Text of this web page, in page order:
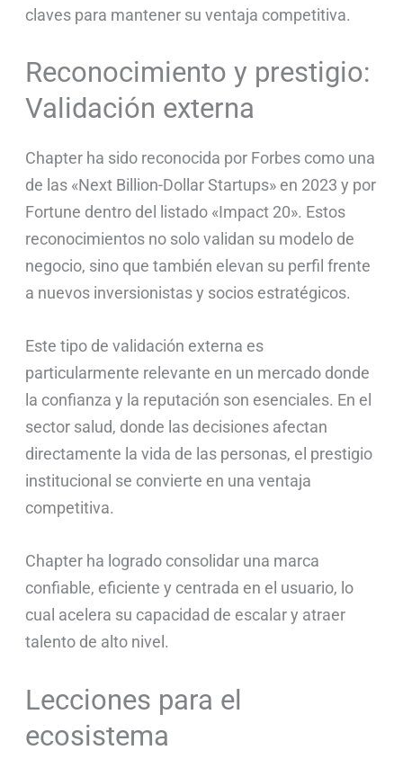
claves para mantener su ventaja competitiva.
Reconocimiento y prestigio:
Validación externa
Chapter ha sido reconocida por Forbes como una
de las «Next Billion-Dollar Startups» en 2023 y por
Fortune dentro del listado «Impact 20». Estos
reconocimientos no solo validan su modelo de
negocio, sino que también elevan su perfil frente
a nuevos inversionistas y socios estratégicos.
Este tipo de validación externa es
particularmente relevante en un mercado donde
la confianza y la reputación son esenciales. En el
sector salud, donde las decisiones afectan
directamente la vida de las personas, el prestigio
institucional se convierte en una ventaja
competitiva.
Chapter ha logrado consolidar una marca
confiable, eficiente y centrada en el usuario, lo
cual acelera su capacidad de escalar y atraer
talento de alto nivel.
Lecciones para el
ecosistema